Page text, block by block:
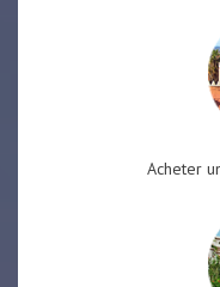
Acheter